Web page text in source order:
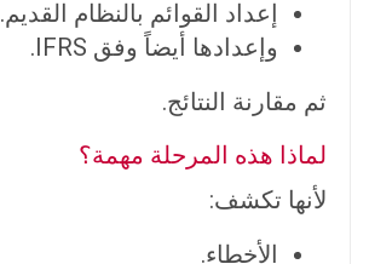
إعداد القوائم بالنظام القديم.
وإعدادها أيضاً وفق IFRS.
ثم مقارنة النتائج.
لماذا هذه المرحلة مهمة؟
لأنها تكشف:
الأخطاء.